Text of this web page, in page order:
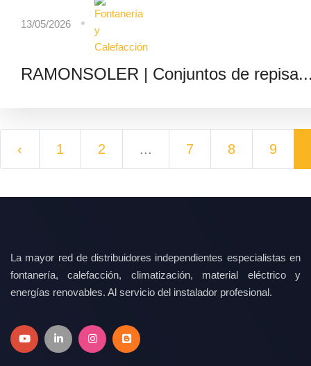
13/05/2026
RAMONSOLER | Conjuntos de
‹ 1 2 ... 7 8 9
La mayor red de distribuidores independientes especialistas en
fontanería, calefacción, climatización, material eléctrico y
energías renovables. Al servicio del instalador profesional.